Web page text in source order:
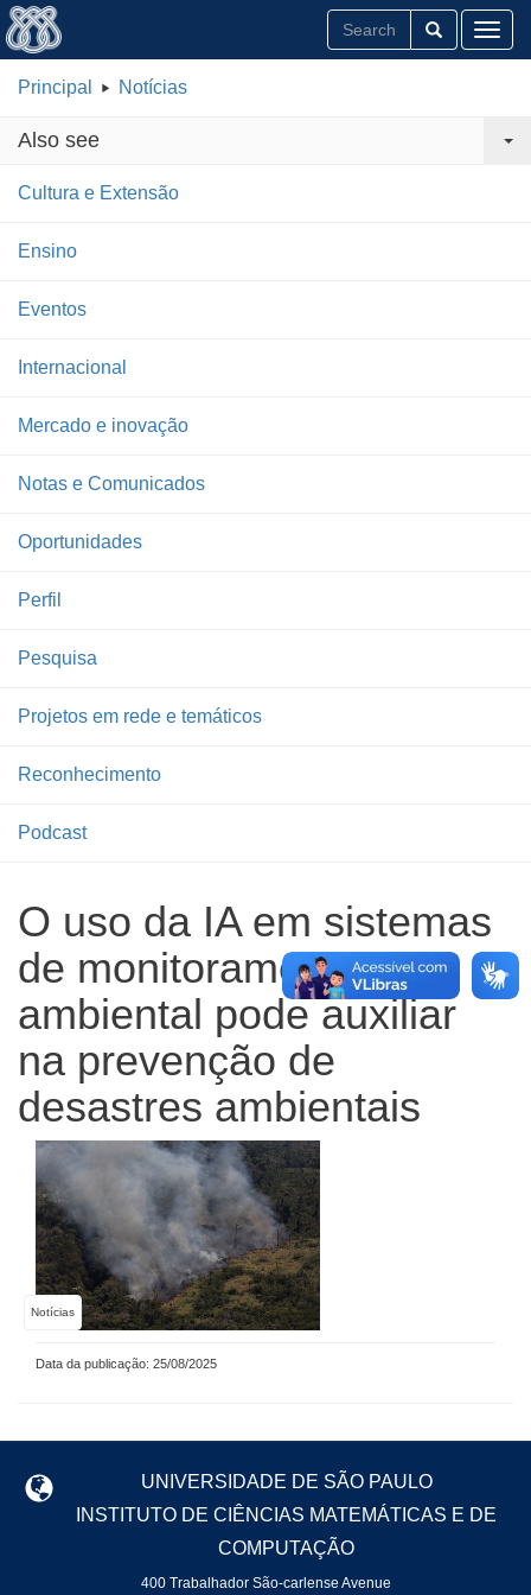
Principal Notícias
Also see
Cultura e Extensão
Ensino
Eventos
Internacional
Mercado e inovação
Notas e Comunicados
Oportunidades
Perfil
Pesquisa
Projetos em rede e temáticos
Reconhecimento
Podcast
O uso da IA em sistemas
de monitoramento
ambiental pode auxiliar
na prevenção de
desastres ambientais
Notícias
Data da publicação: 25/08/2025
UNIVERSIDADE DE SÃO PAULO
INSTITUTO DE CIÊNCIAS MATEMÁTICAS E DE
COMPUTAÇÃO
400 Trabalhador São-carlense Avenue